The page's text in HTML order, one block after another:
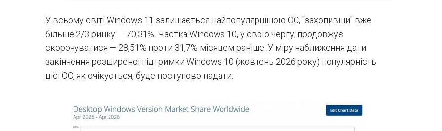
У всьому світі Windows 11 залишається найпопулярнішою ОС, "захопивши" вже
більше 2/3 ринку — 70,31%. Частка Windows 10, у свою чергу, продовжує
скорочуватися — 28,51% проти 31,7% місяцем раніше. У міру наближення дати
закінчення розширеної підтримки Windows 10 (жовтень 2026 року) популярність
цієї ОС, як очікується, буде поступово падати.